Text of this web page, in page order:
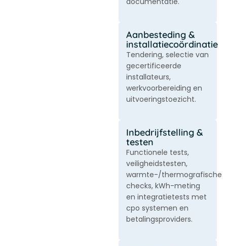
Aanbesteding &
installatiecoördinatie
Tendering, selectie van
gecertificeerde
installateurs,
werkvoorbereiding en
uitvoeringstoezicht.
Inbedrijfstelling &
testen
Functionele tests,
veiligheidstesten,
warmte-/thermografische
checks, kWh-meting
en integratietests met
cpo systemen en
betalingsproviders.